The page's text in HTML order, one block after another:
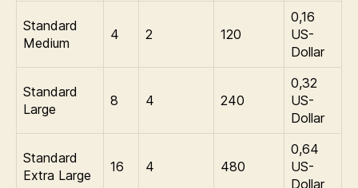
Standard
Medium
4 2 120
0,16
US-
Dollar
Standard
Large
8 4 240
0,32
US-
Dollar
Standard
Extra Large
16 4 480
0,64
US-
Dollar